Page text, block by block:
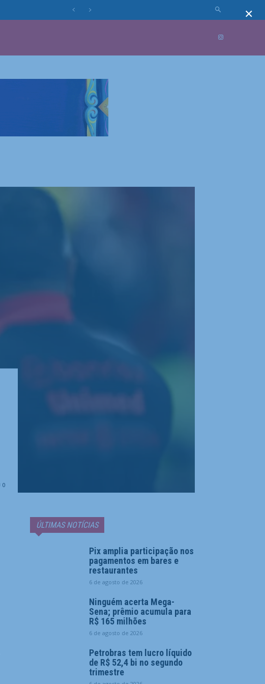
0
ÚLTIMAS NOTÍCIAS
Pix amplia participação nos
pagamentos em bares e
restaurantes
6 de agosto de 2026
Ninguém acerta Mega-
Sena; prêmio acumula para
R$ 165 milhões
6 de agosto de 2026
Petrobras tem lucro líquido
de R$ 52,4 bi no segundo
trimestre
×